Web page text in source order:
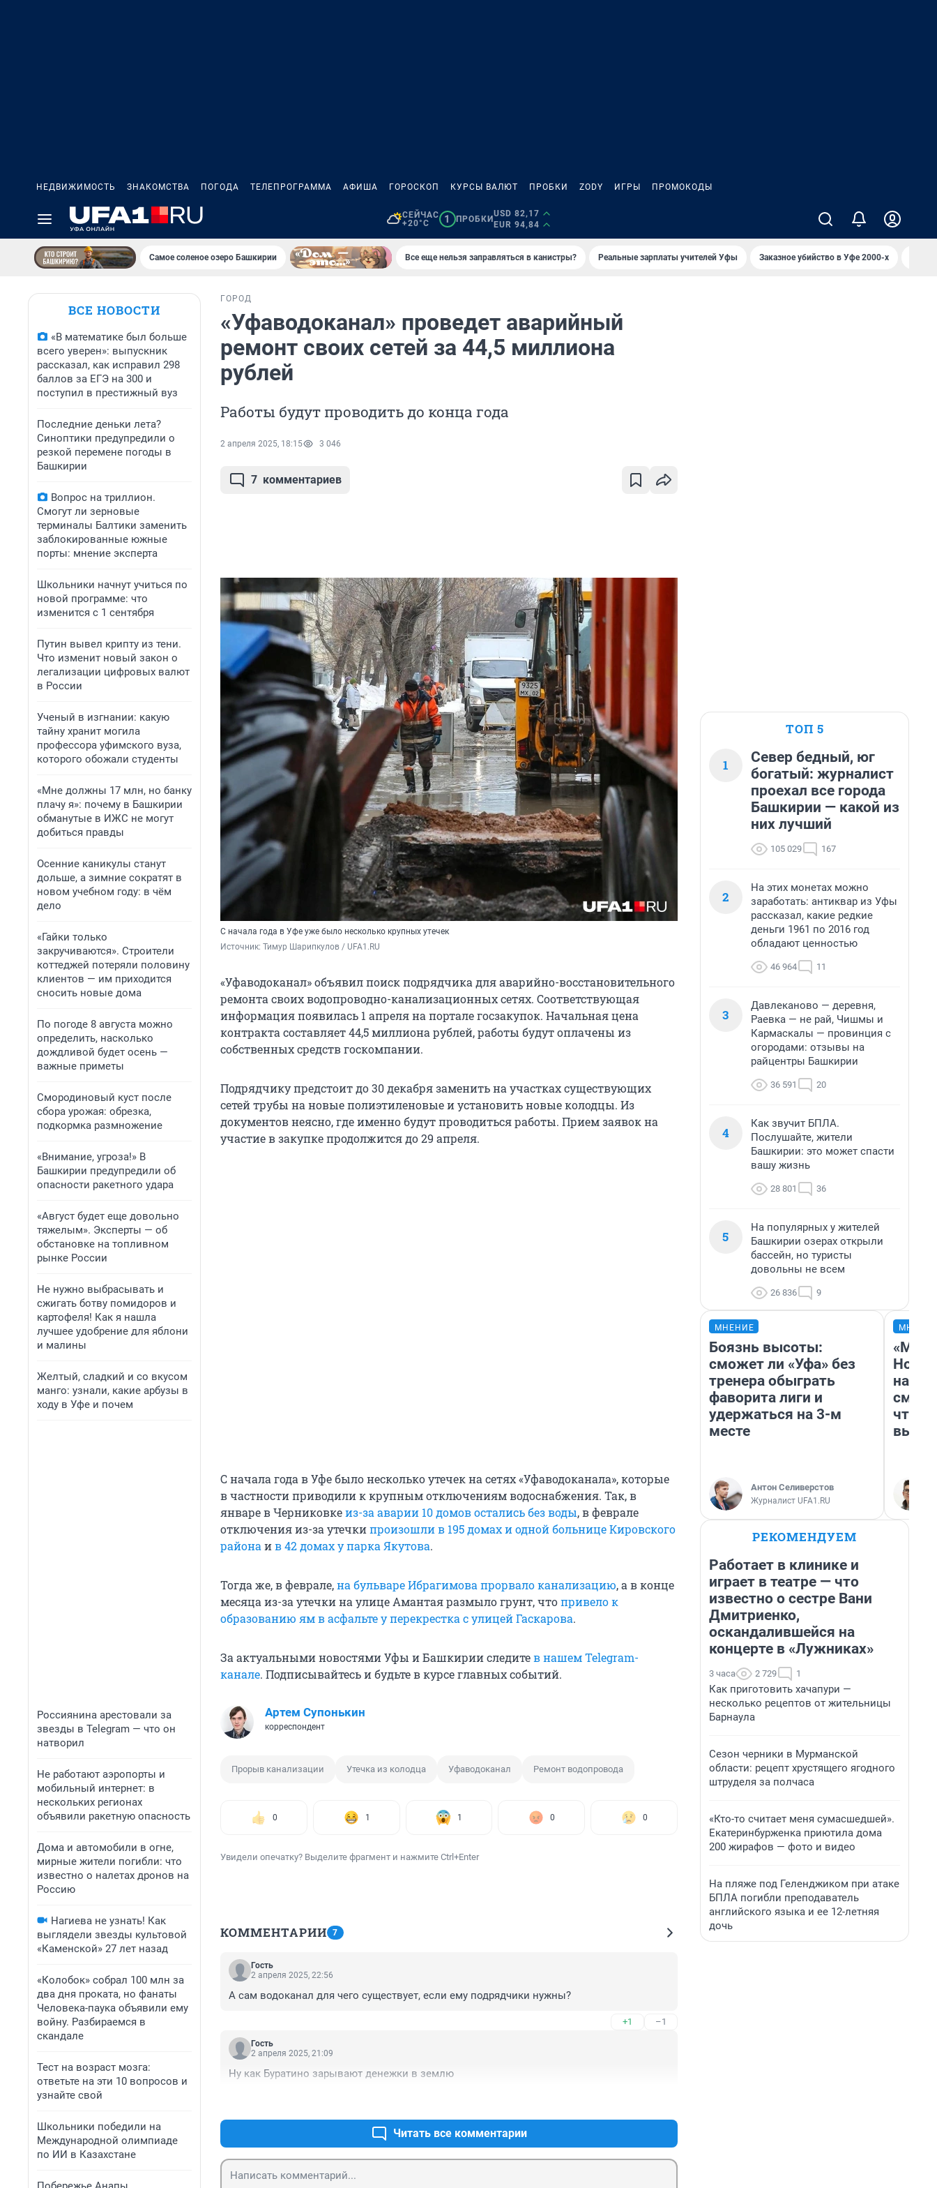
НЕДВИЖИМОСТЬ ЗНАКОМСТВА ПОГОДА ТЕЛЕПРОГРАММА АФИША ГОРОСКОП КУРСЫ ВАЛЮТ ПРОБКИ ZODY ИГРЫ ПРОМОКОДЫ
СЕЙЧАС
+20°C
1 ПРОБКИ
USD 82,17
EUR 94,84
Самое соленое озеро Башкирии Все еще нельзя заправляться в канистры? Реальные зарплаты учителей Уфы Заказное убийство в Уфе 2000-х
ВСЕ НОВОСТИ
«В математике был больше
всего уверен»: выпускник
рассказал, как исправил 298
баллов за ЕГЭ на 300 и
поступил в престижный вуз
Последние деньки лета?
Синоптики предупредили о
резкой перемене погоды в
Башкирии
Вопрос на триллион.
Смогут ли зерновые
терминалы Балтики заменить
заблокированные южные
порты: мнение эксперта
Школьники начнут учиться по
новой программе: что
изменится с 1 сентября
Путин вывел крипту из тени.
Что изменит новый закон о
легализации цифровых валют
в России
Ученый в изгнании: какую
тайну хранит могила
профессора уфимского вуза,
которого обожали студенты
«Мне должны 17 млн, но банку
плачу я»: почему в Башкирии
обманутые в ИЖС не могут
добиться правды
Осенние каникулы станут
дольше, а зимние сократят в
новом учебном году: в чём
дело
«Гайки только
закручиваются». Строители
коттеджей потеряли половину
клиентов — им приходится
сносить новые дома
По погоде 8 августа можно
определить, насколько
дождливой будет осень —
важные приметы
Смородиновый куст после
сбора урожая: обрезка,
подкормка размножение
«Внимание, угроза!» В
Башкирии предупредили об
опасности ракетного удара
«Август будет еще довольно
тяжелым». Эксперты — об
обстановке на топливном
рынке России
Не нужно выбрасывать и
сжигать ботву помидоров и
картофеля! Как я нашла
лучшее удобрение для яблони
и малины
Желтый, сладкий и со вкусом
манго: узнали, какие арбузы в
ходу в Уфе и почем
Россиянина арестовали за
звезды в Telegram — что он
натворил
Не работают аэропорты и
мобильный интернет: в
нескольких регионах
объявили ракетную опасность
Дома и автомобили в огне,
мирные жители погибли: что
известно о налетах дронов на
Россию
Нагиева не узнать! Как
выглядели звезды культовой
«Каменской» 27 лет назад
«Колобок» собрал 100 млн за
два дня проката, но фанаты
Человека-паука объявили ему
войну. Разбираемся в
скандале
Тест на возраст мозга:
ответьте на эти 10 вопросов и
узнайте свой
Школьники победили на
Международной олимпиаде
по ИИ в Казахстане
ГОРОД
«Уфаводоканал» проведет аварийный
ремонт своих сетей за 44,5 миллиона
рублей
Работы будут проводить до конца года
2 апреля 2025, 18:15 3 046
7 комментариев
С начала года в Уфе уже было несколько крупных утечек
Источник: Тимур Шарипкулов / UFA1.RU
«Уфаводоканал» объявил поиск подрядчика для аварийно-восстановительного
ремонта своих водопроводно-канализационных сетях. Соответствующая
информация появилась 1 апреля на портале госзакупок. Начальная цена
контракта составляет 44,5 миллиона рублей, работы будут оплачены из
собственных средств госкомпании.
Подрядчику предстоит до 30 декабря заменить на участках существующих
сетей трубы на новые полиэтиленовые и установить новые колодцы. Из
документов неясно, где именно будут проводиться работы. Прием заявок на
участие в закупке продолжится до 29 апреля.
С начала года в Уфе было несколько утечек на сетях «Уфаводоканала», которые
в частности приводили к крупным отключениям водоснабжения. Так, в
январе в Черниковкеиз-за аварии 10 домов остались без воды, в феврале
отключения из-за утечкипроизошли в 195 домах и одной больнице Кировского
района ив 42 домах у парка Якутова.
Тогда же, в феврале,на бульваре Ибрагимова прорвало канализацию, а в конце
месяца из-за утечки на улице Амантая размыло грунт, чтопривело к
образованию ям в асфальте у перекрестка с улицей Гаскарова.
За актуальными новостями Уфы и Башкирии следитев нашем Telegram-
канале. Подписывайтесь и будьте в курсе главных событий.
Артем Супонькин
корреспондент
Прорыв канализации Утечка из колодца Уфаводоканал Ремонт водопровода
0 1 1 0 0
Увидели опечатку? Выделите фрагмент и нажмите Ctrl+Enter
КОММЕНТАРИИ 7
Гость
2 апреля 2025, 22:56
А сам водоканал для чего существует, если ему подрядчики нужны?
+1 –1
Гость
2 апреля 2025, 21:09
Ну как Буратино зарывают денежки в землю
Читать все комментарии
ТОП 5
1
Север бедный, юг
богатый: журналист
проехал все города
Башкирии — какой из
них лучший
105 029 167
2
На этих монетах можно
заработать: антиквар из Уфы
рассказал, какие редкие
деньги 1961 по 2016 год
обладают ценностью
46 964 11
3
Давлеканово — деревня,
Раевка — не рай, Чишмы и
Кармаскалы — провинция с
огородами: отзывы на
райцентры Башкирии
36 591 20
4
Как звучит БПЛА.
Послушайте, жители
Башкирии: это может спасти
вашу жизнь
28 801 36
5
На популярных у жителей
Башкирии озерах открыли
бассейн, но туристы
довольны не всем
26 836 9
МНЕНИЕ
Боязнь высоты:
сможет ли «Уфа» без
тренера обыграть
фаворита лиги и
удержаться на 3-м
месте
Антон Селиверстов
Журналист UFA1.RU
«Мы
РЕКОМЕНДУЕМ
Работает в клинике и
играет в театре — что
известно о сестре Вани
Дмитриенко,
оскандалившейся на
концерте в «Лужниках»
3 часа 2 729 1
Как приготовить хачапури —
несколько рецептов от жительницы
Барнаула
Сезон черники в Мурманской
области: рецепт хрустящего ягодного
штруделя за полчаса
«Кто-то считает меня сумасшедшей».
Екатеринбурженка приютила дома
200 жирафов — фото и видео
На пляже под Геленджиком при атаке
БПЛА погибли преподаватель
английского языка и ее 12-летняя
дочь